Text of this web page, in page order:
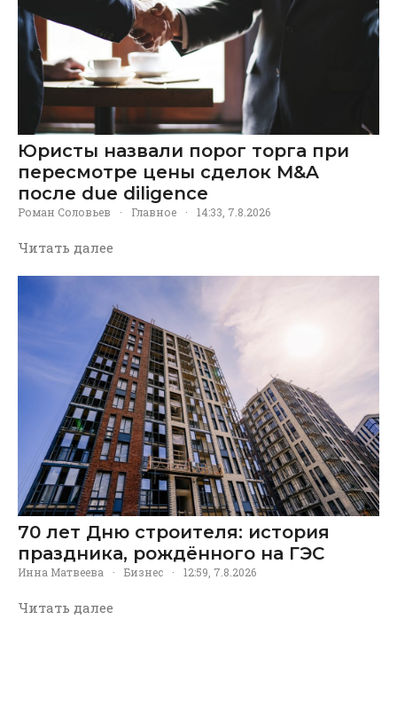
Юристы назвали порог торга при
пересмотре цены сделок M&A
после due diligence
Роман Соловьев · Главное · 14:33, 7.8.2026
Читать далее
70 лет Дню строителя: история
праздника, рождённого на ГЭС
Инна Матвеева · Бизнес · 12:59, 7.8.2026
Читать далее